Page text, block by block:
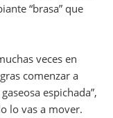
“brasa” que
veces en
comenzar a
espichada”,
lo vas a mover.